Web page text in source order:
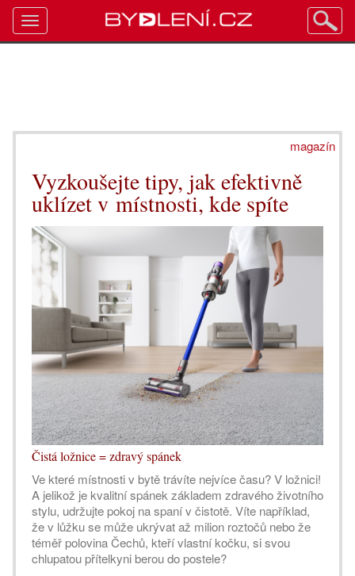
magazín
Vyzkoušejte tipy, jak efektivně
uklízet v místnosti, kde spíte
Čistá ložnice = zdravý spánek
Ve které místnosti v bytě trávíte nejvíce času? V ložnici!
A jelikož je kvalitní spánek základem zdravého životního
stylu, udržujte pokoj na spaní v čistotě. Víte například,
že v lůžku se může ukrývat až milion roztočů nebo že
téměř polovina Čechů, kteří vlastní kočku, si svou
chlupatou přítelkyni berou do postele?
Toggle
navigation